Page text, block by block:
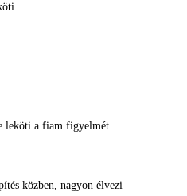
leköti a fiam figyelmét.
közben, nagyon élvezi